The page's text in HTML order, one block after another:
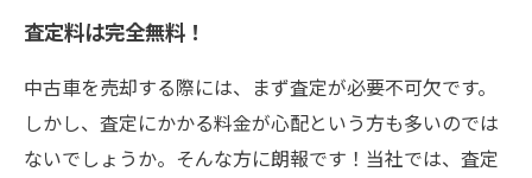
査定料は完全無料！
中古車を売却する際には、まず査定が必要不可欠です。
しかし、査定にかかる料金が心配という方も多いのでは
ないでしょうか。そんな方に朗報です！当社では、査定